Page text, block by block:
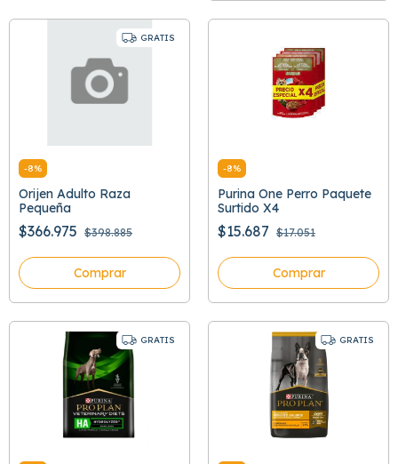
GRATIS
-8%
Orijen Adulto Raza
Pequeña
$366.975 $398.885
Comprar
-8%
Purina One Perro Paquete
Surtido X4
$15.687 $17.051
Comprar
GRATIS GRATIS